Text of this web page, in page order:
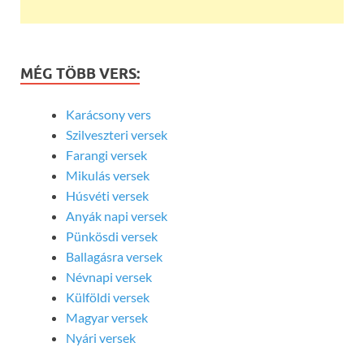
MÉG TÖBB VERS:
Karácsony vers
Szilveszteri versek
Farangi versek
Mikulás versek
Húsvéti versek
Anyák napi versek
Pünkösdi versek
Ballagásra versek
Névnapi versek
Külföldi versek
Magyar versek
Nyári versek